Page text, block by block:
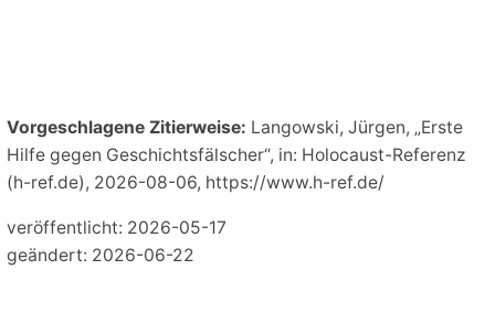
Vorgeschlagene Zitierweise: Langowski, Jürgen, „Erste
Hilfe gegen Geschichtsfälscher“, in: Holocaust-Referenz
(h-ref.de), 2026-08-06, https://www.h-ref.de/
veröffentlicht: 2026-05-17
geändert: 2026-06-22